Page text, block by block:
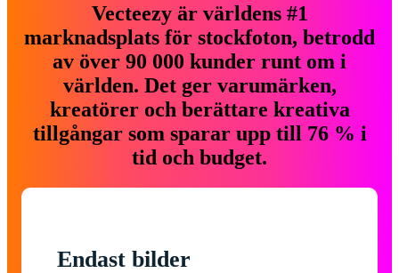
Vecteezy är världens #1
marknadsplats för stockfoton, betrodd
av över 90 000 kunder runt om i
världen. Det ger varumärken,
kreatörer och berättare kreativa
tillgångar som sparar upp till 76 % i
tid och budget.
Endast bilder